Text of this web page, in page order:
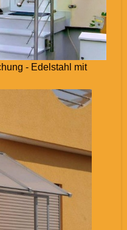
- Edelstahl mit